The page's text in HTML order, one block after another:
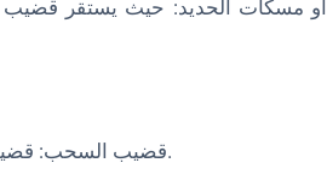
- قضيب السحب: قضيب أفقي في الجهة العلوية لتمارين وزن الجسم مثل تمارين السحب والذقن.